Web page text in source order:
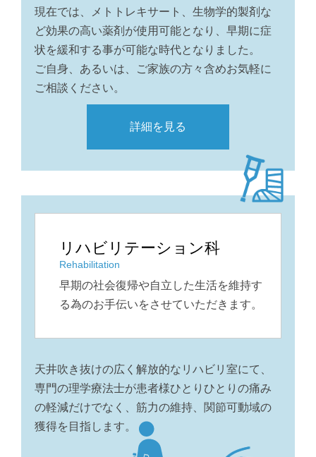
現在では、メトトレキサート、生物学的製剤な
ど効果の高い薬剤が使用可能となり、早期に症
状を緩和する事が可能な時代となりました。
ご自身、あるいは、ご家族の方々含めお気軽に
ご相談ください。
詳細を見る
リハビリテーション科
Rehabilitation
早期の社会復帰や自立した生活を維持す
る為のお手伝いをさせていただきます。
天井吹き抜けの広く解放的なリハビリ室にて、
専門の理学療法士が患者様ひとりひとりの痛み
の軽減だけでなく、筋力の維持、関節可動域の
獲得を目指します。